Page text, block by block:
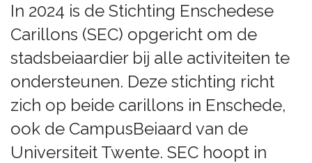
In 2024 is de Stichting Enschedese
Carillons (SEC) opgericht om de
stadsbeiaardier bij alle activiteiten te
ondersteunen. Deze stichting richt
zich op beide carillons in Enschede,
ook de CampusBeiaard van de
Universiteit Twente. SEC hoopt in